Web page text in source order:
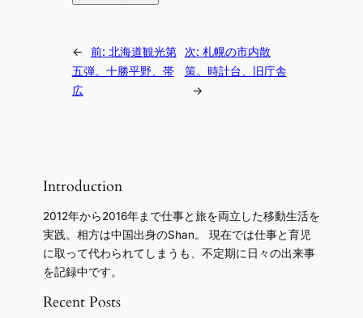
← 前: 北海道観光第
五弾。十勝平野、帯
広
次: 札幌の市内散
策。時計台、旧庁舎
→
Introduction
2012年から2016年まで仕事と旅を両立した移動生活を
実践。相方は中国出身のShan。 現在では仕事と育児
に取って代わられてしまうも、不定期に日々の出来事
を記録中です。
Recent Posts